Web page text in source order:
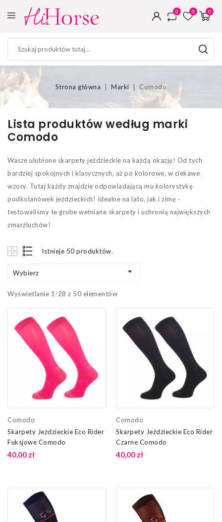
0
0
0
Strona główna Marki Comodo
Lista produktów według marki
Comodo
Wasze ulubione skarpety jeździeckie na każdą okazję! Od tych
bardziej spokojnych i klasycznych, aż po kolorowe, w ciekawe
wzory. Tutaj każdy znajdzie odpowiadającą mu kolorystykę
podkolanówek jeździeckich! Idealne na lato, jak i zimę -
testowaliśmy te grube wełniane skarpety i uchronią największych
zmarźluchów!
Istnieje 50 produktów.
Wybierz 
Wyświetlanie 1-28 z 50 elementów
Comodo
Skarpety Jeździeckie Eco Rider
Fuksjowe Comodo
40,00 zł
Comodo
Skarpety Jeździeckie Eco Rider
Czarne Comodo
40,00 zł